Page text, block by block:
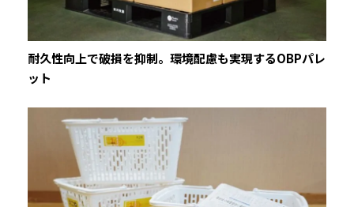
新潟営業所
〒950-0916 新潟県新潟市中央区米山3丁目1番63号
（マルヤマビル5階）
TEL：（025）241-4851 FAX：（025）241-4850
Googleマップ
西東京営業所
〒194-0022 東京都町田市森野1丁目25番5号（博信ビ
ル3階）
耐久性向上で破損を抑制。環境配慮も実現するOBPパレ
ット